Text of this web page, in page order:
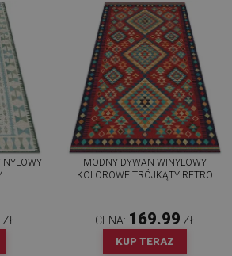
ZŁ
MODNY DYWAN WINYLOWY
KOLOROWE TRÓJKĄTY RETRO
CENA: 169.99 ZŁ
KUP TERAZ